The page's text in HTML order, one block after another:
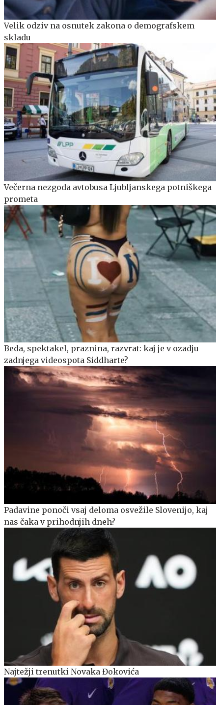
Velik odziv na osnutek zakona o demografskem
skladu
Večerna nezgoda avtobusa Ljubljanskega potniškega
prometa
Beda, spektakel, praznina, razvrat: kaj je v ozadju
zadnjega videospota Siddharte?
Padavine ponoči vsaj deloma osvežile Slovenijo, kaj
nas čaka v prihodnjih dneh?
Najtežji trenutki Novaka Đokovića